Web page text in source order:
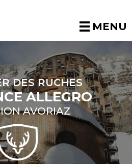
MENU
DES RUCHES
ALLEGRO
AVORIAZ